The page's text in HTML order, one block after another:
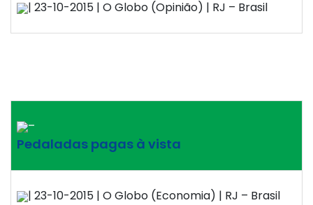
| 23-10-2015 | O Globo (Opinião) | RJ – Brasil
–
Pedaladas pagas à vista
| 23-10-2015 | O Globo (Economia) | RJ – Brasil